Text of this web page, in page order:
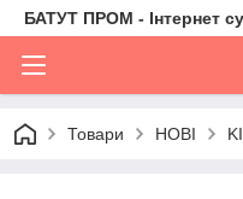
БАТУТ ПРОМ - Інтернет
Товари НОВІ